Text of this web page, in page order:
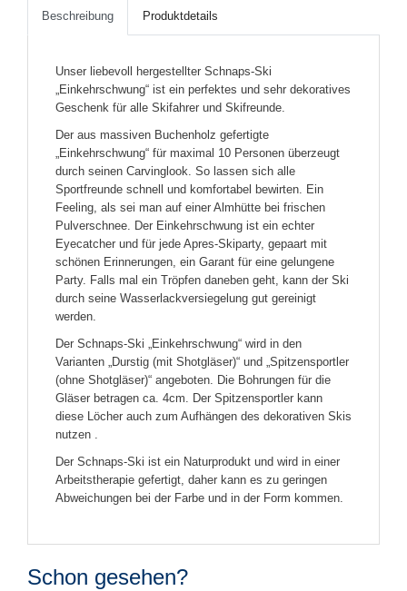
Beschreibung Produktdetails
Unser liebevoll hergestellter Schnaps-Ski
„Einkehrschwung“ ist ein perfektes und sehr dekoratives
Geschenk für alle Skifahrer und Skifreunde.
Der aus massiven Buchenholz gefertigte
„Einkehrschwung“ für maximal 10 Personen überzeugt
durch seinen Carvinglook. So lassen sich alle
Sportfreunde schnell und komfortabel bewirten. Ein
Feeling, als sei man auf einer Almhütte bei frischen
Pulverschnee. Der Einkehrschwung ist ein echter
Eyecatcher und für jede Apres-Skiparty, gepaart mit
schönen Erinnerungen, ein Garant für eine gelungene
Party. Falls mal ein Tröpfen daneben geht, kann der Ski
durch seine Wasserlackversiegelung gut gereinigt
werden.
Der Schnaps-Ski „Einkehrschwung“ wird in den
Varianten „Durstig (mit Shotgläser)“ und „Spitzensportler
(ohne Shotgläser)“ angeboten. Die Bohrungen für die
Gläser betragen ca. 4cm. Der Spitzensportler kann
diese Löcher auch zum Aufhängen des dekorativen Skis
nutzen .
Der Schnaps-Ski ist ein Naturprodukt und wird in einer
Arbeitstherapie gefertigt, daher kann es zu geringen
Abweichungen bei der Farbe und in der Form kommen.
Schon gesehen?